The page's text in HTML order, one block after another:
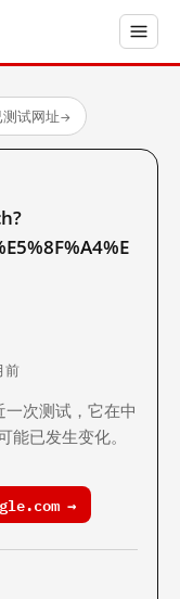
试网址→
前
次测试，它在中
已发生变化。
→